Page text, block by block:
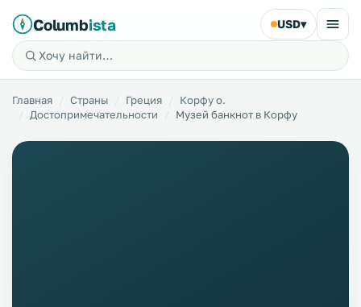
Columbista USD▾
Главная Страны Греция
Корфу о.
Достопримечательности
Музей банкнот в Корфу